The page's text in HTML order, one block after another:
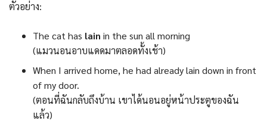
ตัวอย่าง:
The cat has lain in the sun all morning
(แมวนอนอาบแดดมาตลอดทั้งเช้า)
When I arrived home, he had already lain down in front
of my door.
(ตอนที่ฉันกลับถึงบ้าน เขาได้นอนอยู่หน้าประตูของฉัน
แล้ว)